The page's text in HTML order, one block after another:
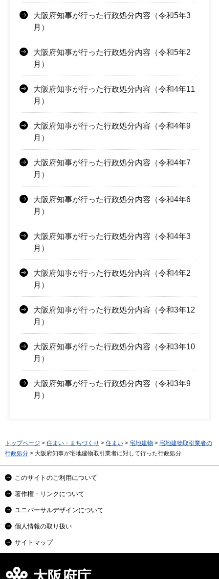
大阪府知事が行った行政処分内容（令和5年3
月）
大阪府知事が行った行政処分内容（令和5年2
月）
大阪府知事が行った行政処分内容（令和4年11
月）
大阪府知事が行った行政処分内容（令和4年9
月）
大阪府知事が行った行政処分内容（令和4年7
月）
大阪府知事が行った行政処分内容（令和4年6
月）
大阪府知事が行った行政処分内容（令和4年3
月）
大阪府知事が行った行政処分内容（令和4年2
月）
大阪府知事が行った行政処分内容（令和3年12
月）
大阪府知事が行った行政処分内容（令和3年10
月）
大阪府知事が行った行政処分内容（令和3年9
月）
トップページ > 住まい・まちづくり > 住まい > 宅地建物 > 宅地建物取引業者の
行政処分 > 大阪府知事が宅地建物取引業者に対して行った行政処分
このサイトのご利用について
著作権・リンクについて
ユニバーサルデザインについて
個人情報の取り扱い
サイトマップ